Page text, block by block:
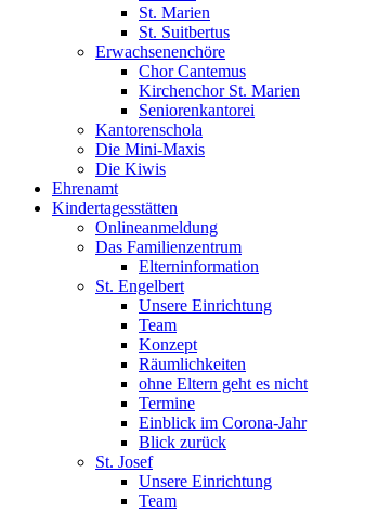
St. Marien
St. Suitbertus
Erwachsenenchöre
Chor Cantemus
Kirchenchor St. Marien
Seniorenkantorei
Kantorenschola
Die Mini-Maxis
Die Kiwis
Ehrenamt
Kindertagesstätten
Onlineanmeldung
Das Familienzentrum
Elterninformation
St. Engelbert
Unsere Einrichtung
Team
Konzept
Räumlichkeiten
ohne Eltern geht es nicht
Termine
Einblick im Corona-Jahr
Blick zurück
St. Josef
Unsere Einrichtung
Team